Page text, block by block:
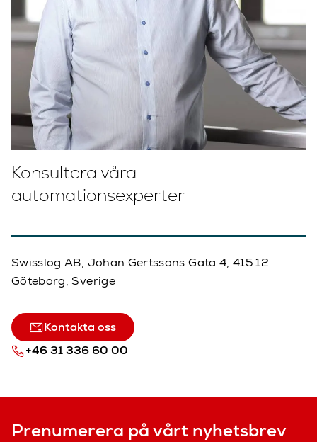
Konsultera våra
automationsexperter
Swisslog AB, Johan Gertssons Gata 4, 415 12
Göteborg, Sverige
Kontakta oss
+46 31 336 60 00
Prenumerera på vårt nyhetsbrev